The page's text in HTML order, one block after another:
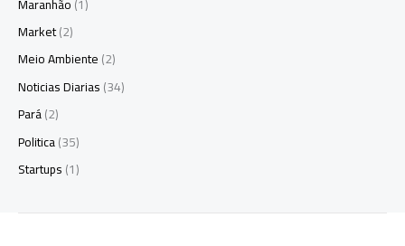
Market(2)
Meio Ambiente(2)
Noticias Diarias(34)
Pará(2)
Politica(35)
Startups(1)